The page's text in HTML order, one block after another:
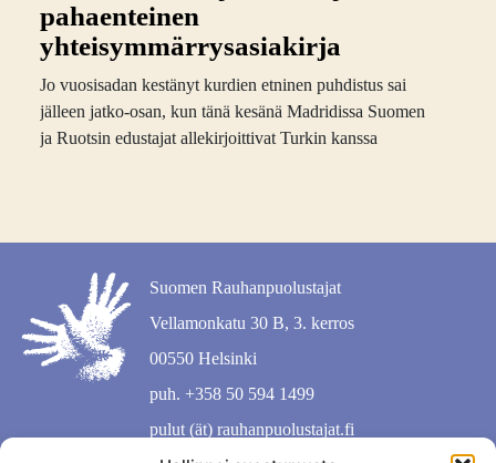
pahaenteinen
yhteisymmärrys­asiakirja
Jo vuosisadan kestänyt kurdien etninen puhdistus sai
jälleen jatko-osan, kun tänä kesänä Madridissa Suomen
ja Ruotsin edustajat allekirjoittivat Turkin kanssa
Suomen Rauhanpuolustajat
Vellamonkatu 30 B, 3. kerros
00550 Helsinki
puh. +358 50 594 1499
pulut (ät) rauhanpuolustajat.fi